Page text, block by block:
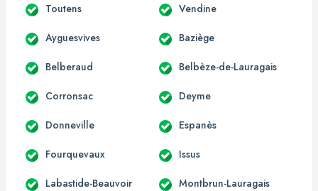
Toutens Vendine
Ayguesvives Baziège
Belberaud Belbèze-de-Lauragais
Corronsac Deyme
Donneville Espanès
Fourquevaux Issus
Labastide-Beauvoir Montbrun-Lauragais